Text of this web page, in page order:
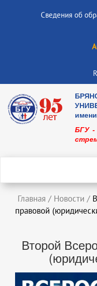
Сведения об
БГУ -
Главная / Новости /
правовой
Второй